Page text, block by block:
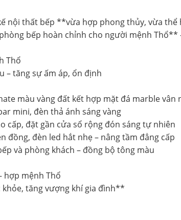
nội thất bếp **vừa hợp phong thủy, vừa
bếp hoàn chỉnh cho người mệnh
Thổ
– tăng sự ấm áp, ổn định
màu vàng đất kết hợp mặt đá marble vân
mini, đèn thả ánh sáng vàng
cấp, đặt gần cửa sổ rộng đón sáng tự nhiên
đèn led hắt nhẹ – nâng tầm đẳng cấp
và phòng khách – đồng bộ tông màu
mệnh Thổ
tăng vượng khí gia đình**